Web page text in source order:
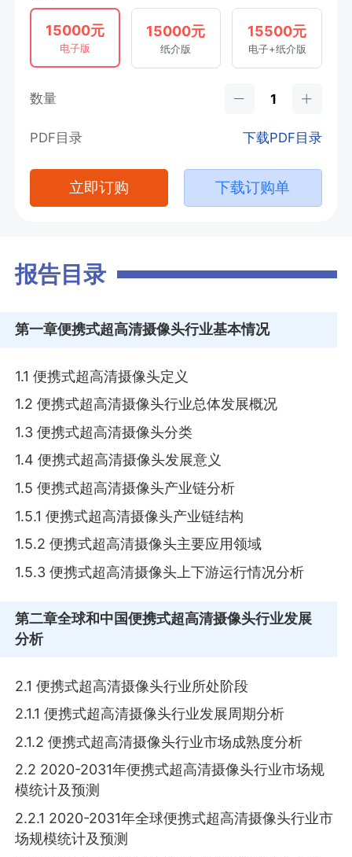
15000元
电子版
15000元
纸介版
15500元
电子+纸介版
数量
PDF目录 下载PDF目录
立即订购 下载订购单
报告目录
第一章便携式超高清摄像头行业基本情况
1.1 便携式超高清摄像头定义
1.2 便携式超高清摄像头行业总体发展概况
1.3 便携式超高清摄像头分类
1.4 便携式超高清摄像头发展意义
1.5 便携式超高清摄像头产业链分析
1.5.1 便携式超高清摄像头产业链结构
1.5.2 便携式超高清摄像头主要应用领域
1.5.3 便携式超高清摄像头上下游运行情况分析
第二章全球和中国便携式超高清摄像头行业发展
分析
2.1 便携式超高清摄像头行业所处阶段
2.1.1 便携式超高清摄像头行业发展周期分析
2.1.2 便携式超高清摄像头行业市场成熟度分析
2.2 2020-2031年便携式超高清摄像头行业市场规
模统计及预测
2.2.1 2020-2031年全球便携式超高清摄像头行业市
场规模统计及预测